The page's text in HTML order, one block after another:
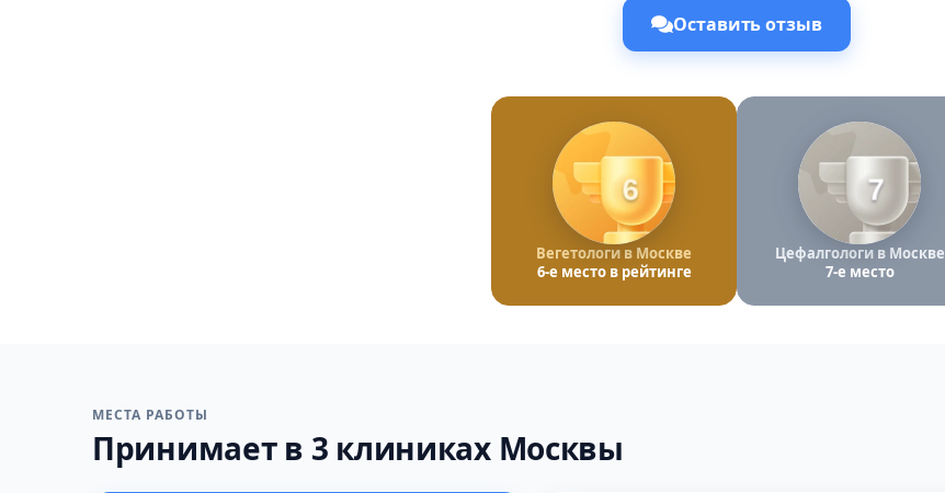
Оставить отзыв
6
Вегетологи в Москве
6-е место в рейтинге
7
Цефалгологи в Москве
7-е место
МЕСТА РАБОТЫ
Принимает в 3 клиниках Москвы